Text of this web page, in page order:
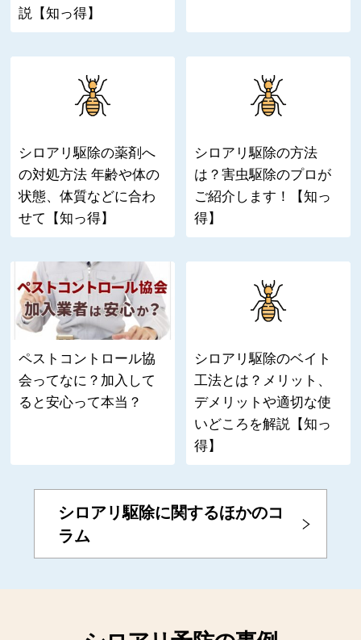
説【知っ得】
シロアリ駆除の薬剤へ
の対処方法 年齢や体の
状態、体質などに合わ
せて【知っ得】
シロアリ駆除の方法
は？害虫駆除のプロが
ご紹介します！【知っ
得】
ペストコントロール協
会ってなに？加入して
ると安心って本当？
シロアリ駆除のベイト
工法とは？メリット、
デメリットや適切な使
いどころを解説【知っ
得】
シロアリ駆除に関するほかのコ
ラム